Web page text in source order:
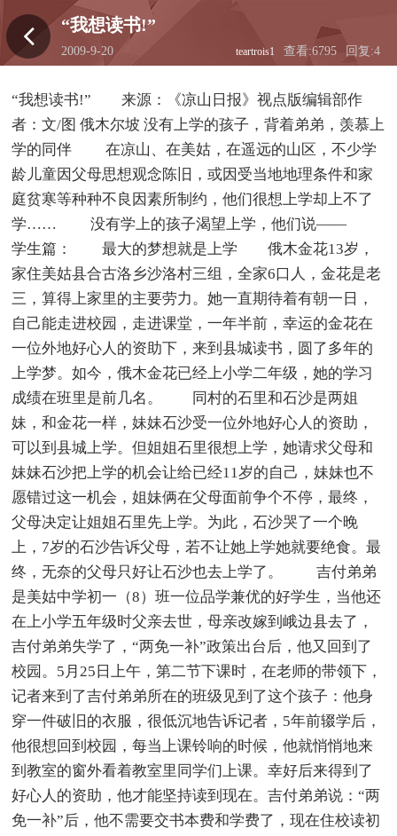
“我想读书!”
2009-9-20
14:30:56
回复:4
查看:6795
teartrois1
“我想读书!” 来源：《凉山日报》视点版编辑部作
者：文/图 俄木尔坡 没有上学的孩子，背着弟弟，羡慕上
学的同伴 在凉山、在美姑，在遥远的山区，不少学
龄儿童因父母思想观念陈旧，或因受当地地理条件和家
庭贫寒等种种不良因素所制约，他们很想上学却上不了
学…… 没有学上的孩子渴望上学，他们说——
学生篇： 最大的梦想就是上学 俄木金花13岁，
家住美姑县合古洛乡沙洛村三组，全家6口人，金花是老
三，算得上家里的主要劳力。她一直期待着有朝一日，
自己能走进校园，走进课堂，一年半前，幸运的金花在
一位外地好心人的资助下，来到县城读书，圆了多年的
上学梦。如今，俄木金花已经上小学二年级，她的学习
成绩在班里是前几名。 同村的石里和石沙是两姐
妹，和金花一样，妹妹石沙受一位外地好心人的资助，
可以到县城上学。但姐姐石里很想上学，她请求父母和
妹妹石沙把上学的机会让给已经11岁的自己，妹妹也不
愿错过这一机会，姐妹俩在父母面前争个不停，最终，
父母决定让姐姐石里先上学。为此，石沙哭了一个晚
上，7岁的石沙告诉父母，若不让她上学她就要绝食。最
终，无奈的父母只好让石沙也去上学了。 吉付弟弟
是美姑中学初一（8）班一位品学兼优的好学生，当他还
在上小学五年级时父亲去世，母亲改嫁到峨边县去了，
吉付弟弟失学了，“两免一补”政策出台后，他又回到了
校园。5月25日上午，第二节下课时，在老师的带领下，
记者来到了吉付弟弟所在的班级见到了这个孩子：他身
穿一件破旧的衣服，很低沉地告诉记者，5年前辍学后，
他很想回到校园，每当上课铃响的时候，他就悄悄地来
到教室的窗外看着教室里同学们上课。幸好后来得到了
好心人的资助，他才能坚持读到现在。吉付弟弟说：“两
免一补”后，他不需要交书本费和学费了，现在住校读初